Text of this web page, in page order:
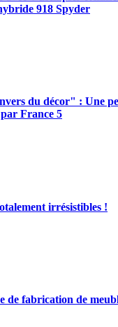
918 Spyder
du décor" : Une
France 5
irrésistibles !
de fabrication de